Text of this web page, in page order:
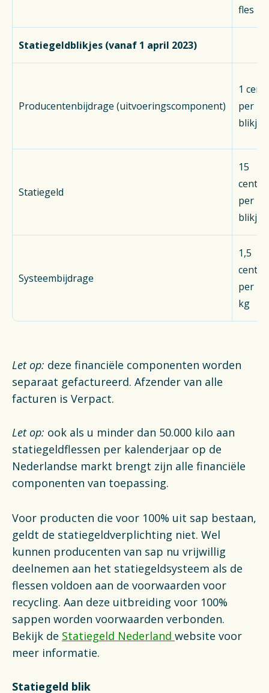
fles
Statiegeldblikjes (vanaf 1 april 2023)
Producentenbijdrage (uitvoeringscomponent)
1 cent
per
blikje
Statiegeld
15
cent
per
blikje
Systeembijdrage
1,5
cent
per
kg
Let op: deze financiële componenten worden
separaat gefactureerd. Afzender van alle
facturen is Verpact.
Let op: ook als u minder dan 50.000 kilo aan
statiegeldflessen per kalenderjaar op de
Nederlandse markt brengt zijn alle financiële
componenten van toepassing.
Voor producten die voor 100% uit sap bestaan,
geldt de statiegeldverplichting niet. Wel
kunnen producenten van sap nu vrijwillig
deelnemen aan het statiegeldsysteem als de
flessen voldoen aan de voorwaarden voor
recycling. Aan deze uitbreiding voor 100%
sappen worden voorwaarden verbonden.
Bekijk de Statiegeld Nederland website voor
meer informatie.
Statiegeld blik